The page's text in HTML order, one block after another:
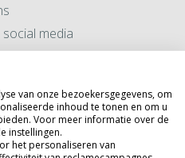
media
door externe
gebruikt voor het
op meerdere websites.
van onze bezoekersgegevens, om
inhoud te tonen en om u
Voor meer informatie over de
instellingen.
het personaliseren van